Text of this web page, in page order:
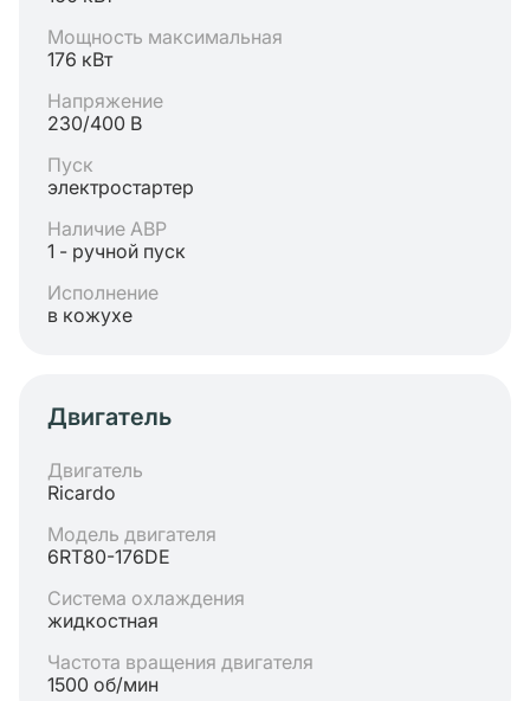
Мощность максимальная
176 кВт
Напряжение
230/400 В
Пуск
электростартер
Наличие АВР
1 - ручной пуск
Исполнение
в кожухе
Двигатель
Двигатель
Ricardo
Модель двигателя
6RT80-176DE
Система охлаждения
жидкостная
Частота вращения двигателя
1500 об/мин